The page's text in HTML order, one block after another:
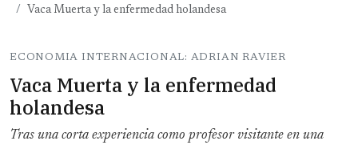
Vaca Muerta y la enfermedad holandesa
ECONOMIA INTERNACIONAL: ADRIAN RAVIER
Vaca Muerta y la enfermedad
holandesa
Tras una corta experiencia como profesor visitante en una